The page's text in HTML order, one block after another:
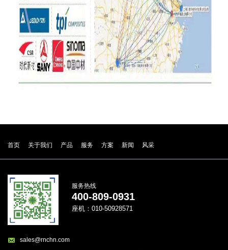
首页 关于我们 产品 服务 方案 新闻 风采
服务热线
400-809-0931
座机：010-50928571
sales@rnchn.com